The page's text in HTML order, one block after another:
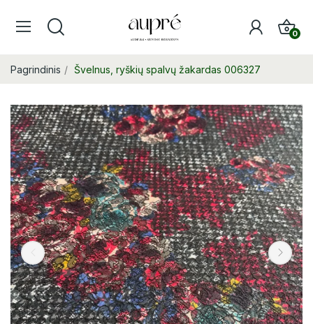
0
Pagrindinis Švelnus, ryškių spalvų žakardas 006327